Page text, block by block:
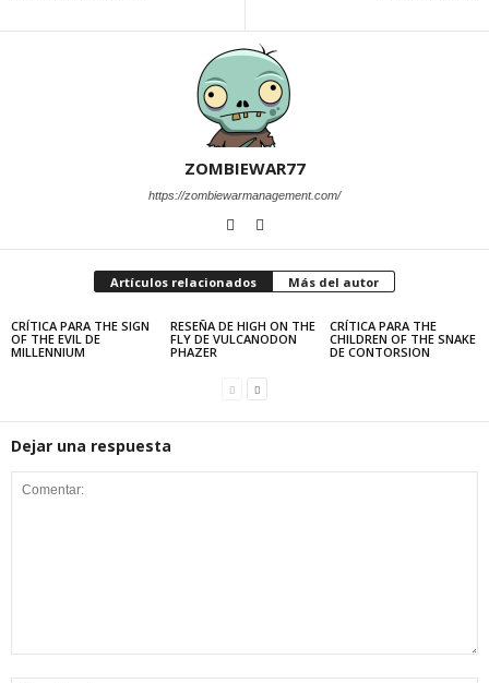
ZOMBIEWAR77
https://zombiewarmanagement.com/
Artículos relacionados Más del autor
CRÍTICA PARA THE SIGN
OF THE EVIL DE
MILLENNIUM
RESEÑA DE HIGH ON THE
FLY DE VULCANODON
PHAZER
CRÍTICA PARA THE
CHILDREN OF THE SNAKE
DE CONTORSION
Dejar una respuesta